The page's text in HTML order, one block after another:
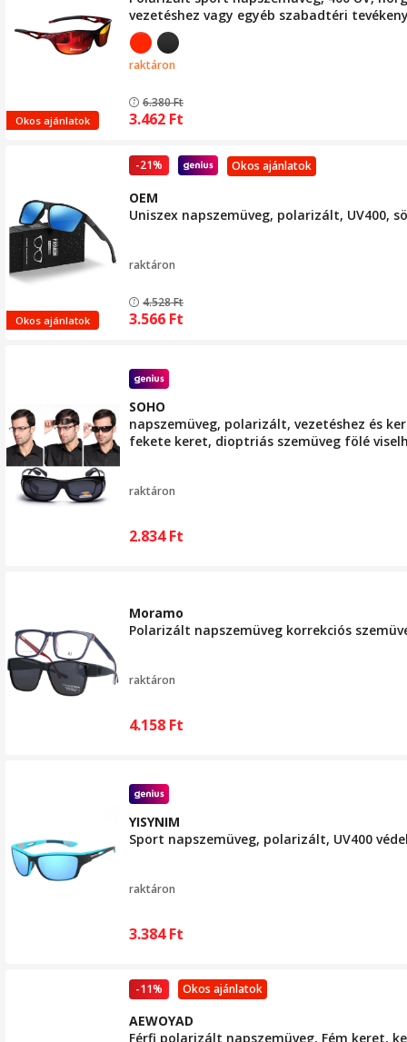
Okos ajánlatok
vezetéshez vagy egyéb szabadtéri
raktáron
6.380Ft
3.462 Ft
Okos ajánlatok
Okos ajánlatok
-21%
OEM
Uniszex napszemüveg, polarizált, UV400,
raktáron
4.528Ft
3.566 Ft
SOHO
napszemüveg, polarizált, vezetéshez és
fekete keret, dioptriás szemüveg fölé
raktáron
2.834Ft
Moramo
Polarizált napszemüveg korrekciós
raktáron
4.158 Ft
YISYNIM
Sport napszemüveg, polarizált, UV400
raktáron
3.384Ft
Okos ajánlatok
-11%
AEWOYAD
Férfi polarizált napszemüveg, Fém keret,